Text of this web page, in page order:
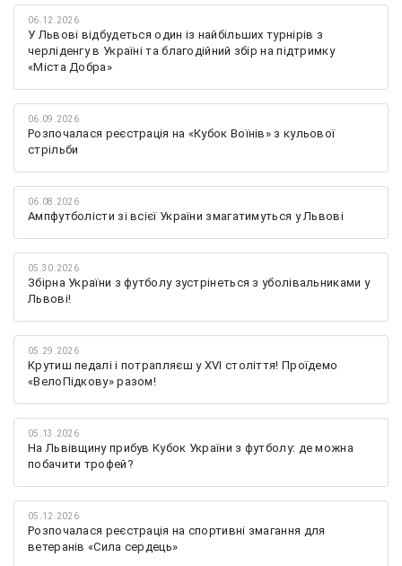
06.12.2026
У Львові відбудеться один із найбільших турнірів з
черліденгу в Україні та благодійний збір на підтримку
«Міста Добра»
06.09.2026
Розпочалася реєстрація на «Кубок Воїнів» з кульової
стрільби
06.08.2026
Ампфутболісти зі всієї України змагатимуться у Львові
05.30.2026
Збірна України з футболу зустрінеться з уболівальниками у
Львові!
05.29.2026
Крутиш педалі і потрапляєш у XVI століття! Проїдемо
«ВелоПідкову» разом!
05.13.2026
На Львівщину прибув Кубок України з футболу: де можна
побачити трофей?
05.12.2026
Розпочалася реєстрація на спортивні змагання для
ветеранів «Сила сердець»